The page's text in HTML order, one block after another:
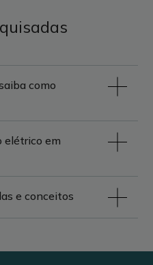
como
elétrico em
e conceitos